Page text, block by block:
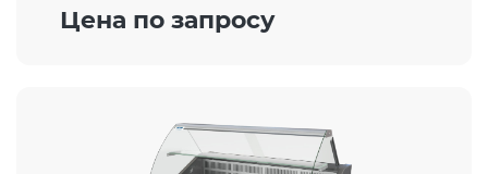
Цена по запросу